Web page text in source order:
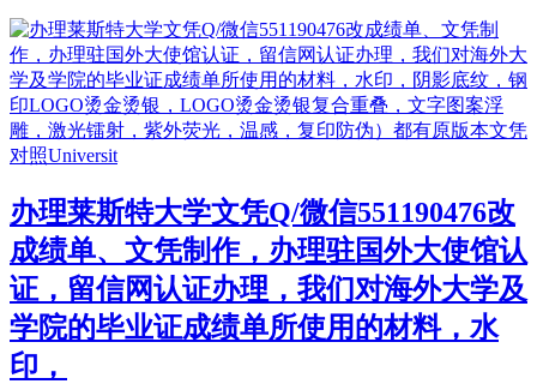
办理莱斯特大学文凭Q/微信551190476改
成绩单、文凭制作，办理驻国外大使馆认
证，留信网认证办理，我们对海外大学及
学院的毕业证成绩单所使用的材料，水
印，